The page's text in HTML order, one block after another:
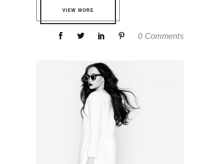
VIEW MORE
0 Comments